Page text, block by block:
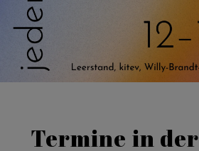
Termine in der